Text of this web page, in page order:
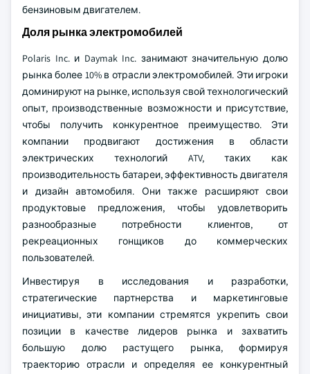
бензиновым двигателем.
Доля рынка электромобилей
Polaris Inc. и Daymak Inc. занимают значительную долю
рынка более 10% в отрасли электромобилей. Эти игроки
доминируют на рынке, используя свой технологический
опыт, производственные возможности и присутствие,
чтобы получить конкурентное преимущество. Эти
компании продвигают достижения в области
электрических технологий ATV, таких как
производительность батареи, эффективность двигателя
и дизайн автомобиля. Они также расширяют свои
продуктовые предложения, чтобы удовлетворить
разнообразные потребности клиентов, от
рекреационных гонщиков до коммерческих
пользователей.
Инвестируя в исследования и разработки,
стратегические партнерства и маркетинговые
инициативы, эти компании стремятся укрепить свои
позиции в качестве лидеров рынка и захватить
большую долю растущего рынка, формируя
траекторию отрасли и определяя ее конкурентный